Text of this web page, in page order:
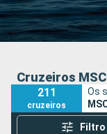
Portos
Cruzeiros
211
cruzeiros
Os
Filtro